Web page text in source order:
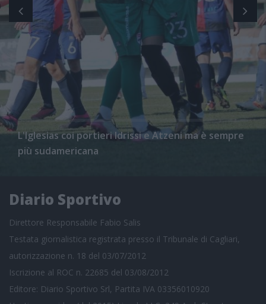
L'Iglesias coi portieri Idrissi e Atzeni ma è sempre
più sudamericana
Diario Sportivo
Direttore Responsabile Fabio Salis
Testata giornalistica registrata presso il Tribunale di Cagliari,
autorizzazione n. 18 del 03/07/2012
Iscrizione al ROC n. 22685 del 03/08/2012
Editore: Diario Sportivo Srl, Partita IVA 03356010920